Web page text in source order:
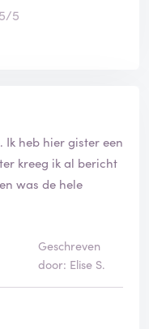
5/5
Ik heb hier gister een
kreeg ik al bericht
was de hele
Geschreven
door: Elise S.